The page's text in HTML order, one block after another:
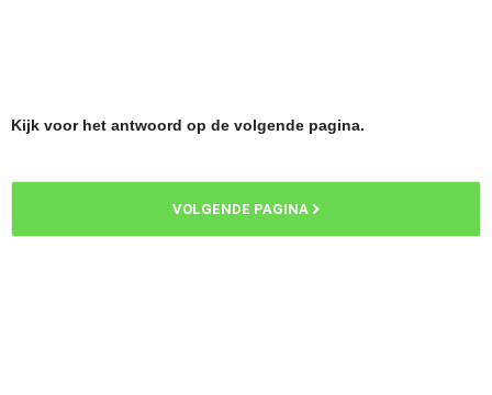
Kijk voor het antwoord op de volgende pagina.
VOLGENDE PAGINA